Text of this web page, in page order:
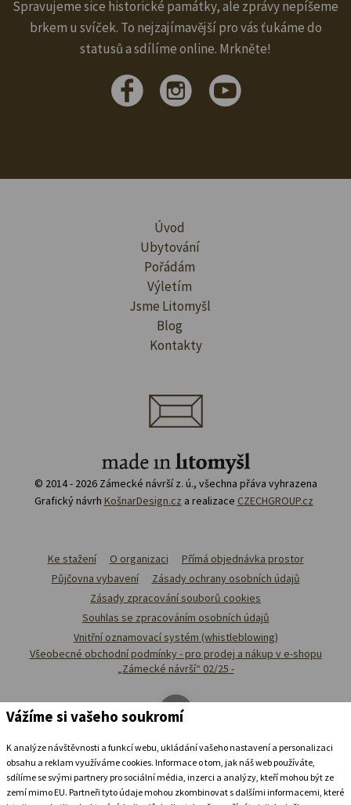
Spravujeme sice historické památky, ale zprávy nepíšeme
brkem u svíček. To nejzajímavější pro vás ťukáme do
statusů a sdílíme online. Mrkněte!
Úvod
Ubytování
Pořádám
Výletím
Jsme Litomyšl
Blog
Kontakty
© 2014 - 2026 Zámecké návrší z. ú., všechna přáva vyhrazena
Grafický návrh KošnarDesign.cz a realizace CZECHGROUP.cz
Ke stažení O organizaci
Přímá objednávka prostor
Půjčovna vybavení
Zásady ochrany osobních údajů
Zásady zpracování souborů cookies
Souhlas se zpracováním osobních údajů
Vnitřní oznamovací systém (whistleblowing)
Všeobecné obchodní podmínky - pro prodej a nákup v e-shopu
„Zámecké návrší“ 02/25 -
Vážíme si vašeho soukromí
K analýze návštěvnosti a funkcí webu, ukládání vašeho nastavení a personalizaci
obsahu a reklam využíváme cookies. Informace o tom, jak náš web používáte,
sdílíme se svými partnery pro sociální média, inzerci a analýzy, kteří mohou být ze
zemí mimo EU. Partneři tyto údaje mohou zkombinovat s dalšími informacemi, které